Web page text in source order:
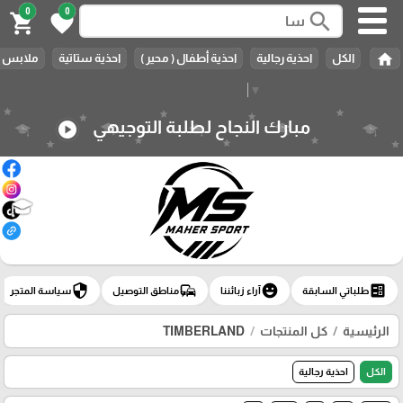
▼
search
0
favorite
0
shopping_cart
home الكل احذية رجالية احذية أطفال ( محير ) احذية ستاتية ملابس
مبارك النجاح لطلبة التوجيهي play_circle
🎓
ballotطلباتي السابقة emoji_emotionsآراء زبائننا commuteمناطق التوصيل securityسياسة المتجر
الرئيسية كل المنتجات TIMBERLAND
الكل احذية رجالية